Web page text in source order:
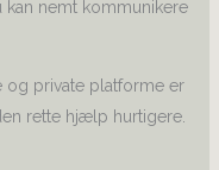
nemt kommunikere
private platforme er
rette hjælp hurtigere.